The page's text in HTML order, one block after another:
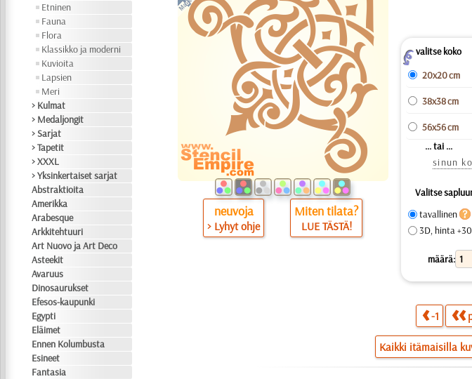
Etninen
Fauna
Flora
Klassikko ja moderni
Kuvioita
Lapsien
Meri
> Kulmat
> Medaljongit
> Sarjat
> Tapetit
> XXXL
> Yksinkertaiset sarjat
Abstraktioita
Amerikka
Arabesque
Arkkitehtuuri
Art Nuovo ja Art Deco
Asteekit
Avaruus
Dinosaurukset
Efesos-kaupunki
Egypti
Eläimet
Ennen Kolumbusta
Esineet
Fantasia
neuvoja
> Lyhyt ohje
Miten tilata?
LUE TÄSTÄ!
Zvalitse koko
20x20 cm
38x38 cm
56x56 cm
... tai ...
sinun
Valitse
tavallinen
3D, hinta
määrä:
-1
Kaikki itämaisilla